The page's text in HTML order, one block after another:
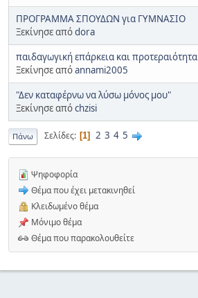
ΠΡΟΓΡΑΜΜΑ ΣΠΟΥΔΩΝ για ΓΥΜΝΑΣΙΟ
Ξεκίνησε απόdora
παιδαγωγική επάρκεια και προτεραιότητα
Ξεκίνησε απόannami2005
"Δεν καταφέρνω να λύσω μόνος μου"
Ξεκίνησε απόchzisi
Πάνω Σελίδες 1 2 3 4 5
Ψηφοφορία
Θέμα που έχει μετακινηθεί
Κλειδωμένο θέμα
Μόνιμο θέμα
Θέμα που παρακολουθείτε